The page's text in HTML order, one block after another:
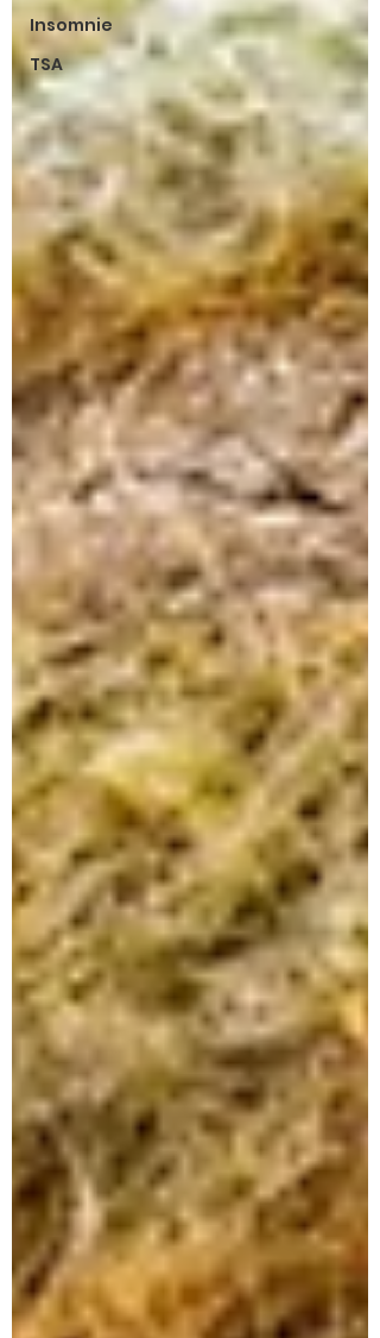
Insomnie
TSA